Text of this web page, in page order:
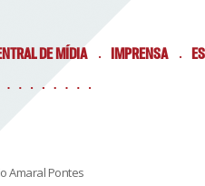
DE MÍDIA IMPRENSA
Amaral Pontes